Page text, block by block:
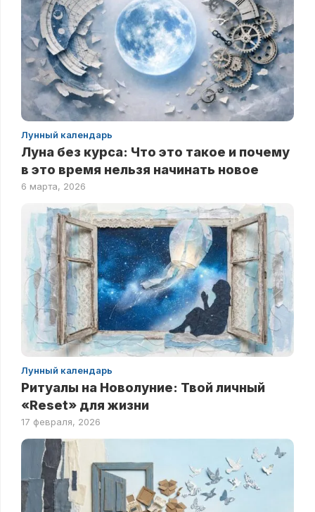
Лунный календарь
Луна без курса: Что это такое и почему
в это время нельзя начинать новое
6 марта, 2026
Лунный календарь
Ритуалы на Новолуние: Твой личный
«Reset» для жизни
17 февраля, 2026